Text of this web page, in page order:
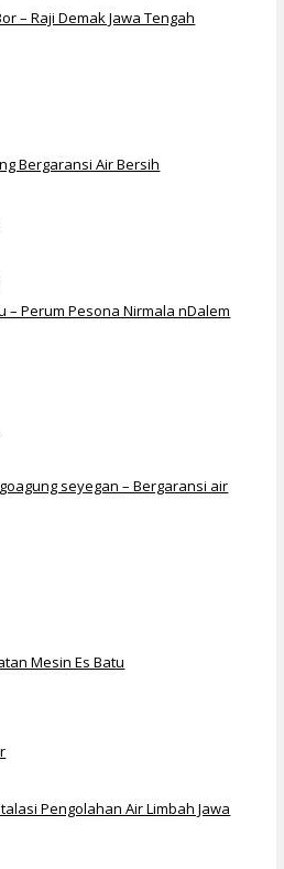
– Raji Demak Jawa Tengah
Bergaransi Air Bersih
– Perum Pesona Nirmala nDalem
seyegan – Bergaransi air
Mesin Es Batu
Pengolahan Air Limbah Jawa